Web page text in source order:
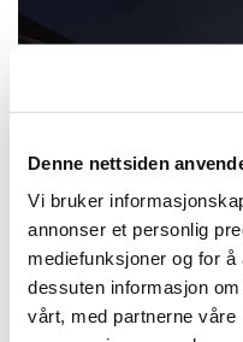
Denne nettsiden
Vi bruker
annonser et personlig
mediefunksjoner og for
dessuten informasjon
vårt, med partnerne våre